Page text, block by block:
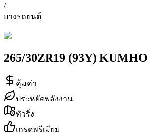
/
ยางรถยนต์
265/30ZR19 (93Y)
คุ้มค่า
ประหยัดพลังงาน
ทัวริ่ง
เกรดพรีเมียม